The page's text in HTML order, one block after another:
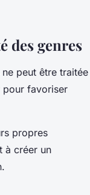
des genres
peut être traitée
pour favoriser
propres
à créer un